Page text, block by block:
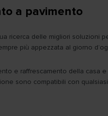
a pavimento
delle migliori soluzioni
più appezzata al giorno
e raffrescamento della casa
sono compatibili con